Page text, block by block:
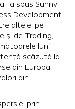
a spus Sunny
Development
altele, pe
și de Trading,
luni
scăzută la
din Europa
din
prin